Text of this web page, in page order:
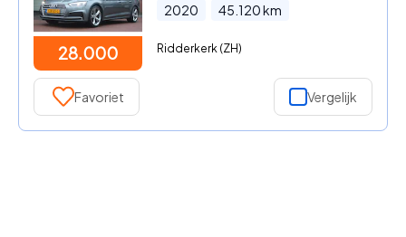
28.000
2020 45.120km
Ridderkerk (ZH)
Favoriet Vergelijk